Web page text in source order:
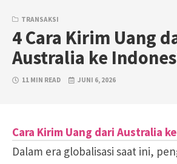
TRANSAKSI
4 Cara Kirim Uang
Australia ke
11 MIN READ JUNI 6, 2026
Cara Kirim Uang dari Australia
Dalam era globalisasi saat ini,